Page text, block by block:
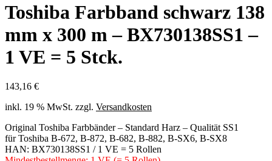
Toshiba Farbband schwarz 138
mm x 300 m – BX730138SS1 –
1 VE = 5 Stck.
143,16 €
inkl. 19 % MwSt. zzgl. Versandkosten
Original Toshiba Farbbänder – Standard Harz – Qualität SS1
für Toshiba B-672, B-872, B-682, B-882, B-SX6, B-SX8
HAN: BX730138SS1 / 1 VE = 5 Rollen